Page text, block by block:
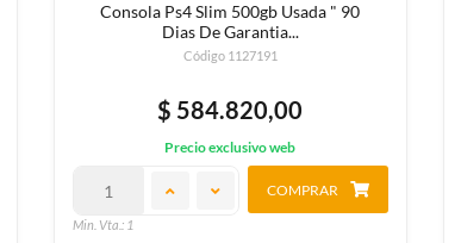
Consola Ps4 Slim 500gb Usada " 90
Dias De Garantia...
Código 1127191
$ 584.820,00
Precio exclusivo web
Min. Vta.: 1
COMPRAR